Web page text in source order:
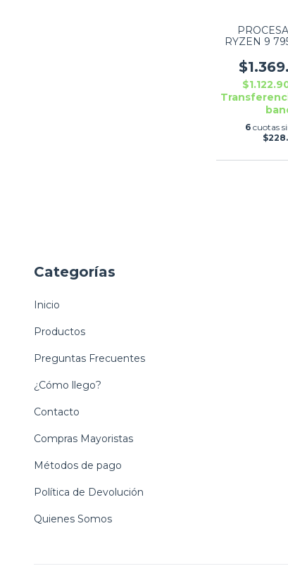
RYZEN 9
6 cuotas
Categorías
Inicio
Productos
Preguntas Frecuentes
¿Cómo llego?
Contacto
Compras Mayoristas
Métodos de pago
Política de Devolución
Quienes Somos